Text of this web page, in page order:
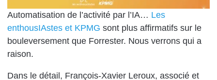
Automatisation de l’activité par l’IA… Les
enthousIAstes et KPMG sont plus affirmatifs sur le
bouleversement que Forrester. Nous verrons qui a
raison.
Dans le détail, François-Xavier Leroux, associé et